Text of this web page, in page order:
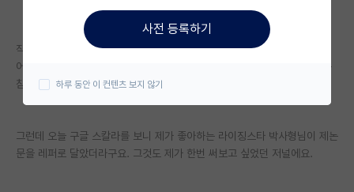
미국 대학원 합격 후기 게시판
대학원생 모집 게시판
연구실(PI) 홍보 게시판
석박사 채용 정보 게시판
작년 학부때 진짜 먼깡인지도 모르게 학회에 발표하고 스페셜 이슈를 타고,
어찌저찌 논문을 출판했었습니다. 애정은 참 많이 들어갔지만, 글 자체에는
참 아쉬움이 많은 글이었습니다
그런데 오늘 구글 스칼라를 보니 제가 좋아하는 라이징스타 박사형님이 제논
문을 레퍼로 달았더라구요. 그것도 제가 한번 써보고 싶었던 저널에요.
사전 등록하기
하루 동안 이 컨텐츠 보지 않기